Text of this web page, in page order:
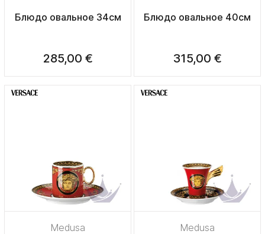
Блюдо овальное 34см
285,00 €
Блюдо овальное 40см
315,00 €
Medusa Medusa